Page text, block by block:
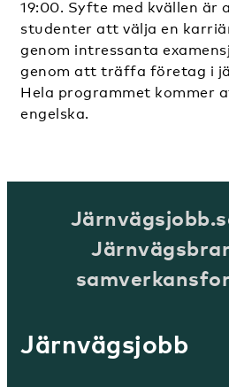
19:00. Syfte med kvällen är
studenter att välja en
genom intressanta
genom att träffa företag i
Hela programmet kommer
engelska.
Järnvägsjobb